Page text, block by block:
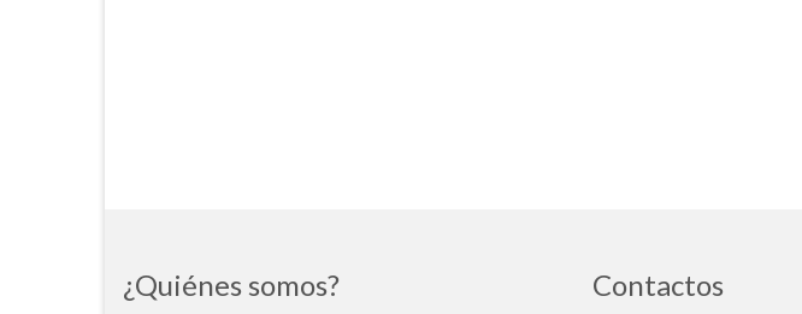
¿Quiénes somos? Contactos